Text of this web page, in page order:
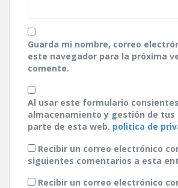
Guarda mi nombre, correo
este navegador para la próxima
comente.
Al usar este formulario
almacenamiento y gestión de tus
parte de esta web. politica de
Recibir un correo electrónico
siguientes comentarios a esta
Recibir un correo electrónico